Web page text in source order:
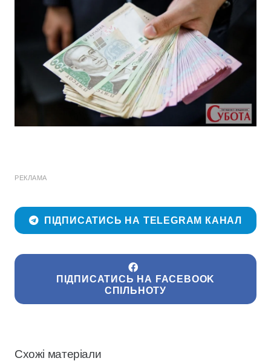
РЕКЛАМА
ПІДПИСАТИСЬ НА TELEGRAM КАНАЛ
ПІДПИСАТИСЬ НА FACEBOOK
СПІЛЬНОТУ
Схожі матеріали